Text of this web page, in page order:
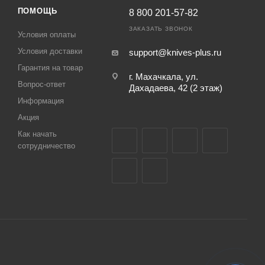
ПОМОЩЬ
Условия оплаты
Условия доставки
Гарантия на товар
Вопрос-ответ
Информация
Акция
Как начать
сотрудничество
8 800 201-57-82
ЗАКАЗАТЬ ЗВОНОК
support@knives-plus.ru
г. Махачкала, ул.
Дахадаева, 42 (2 этаж)